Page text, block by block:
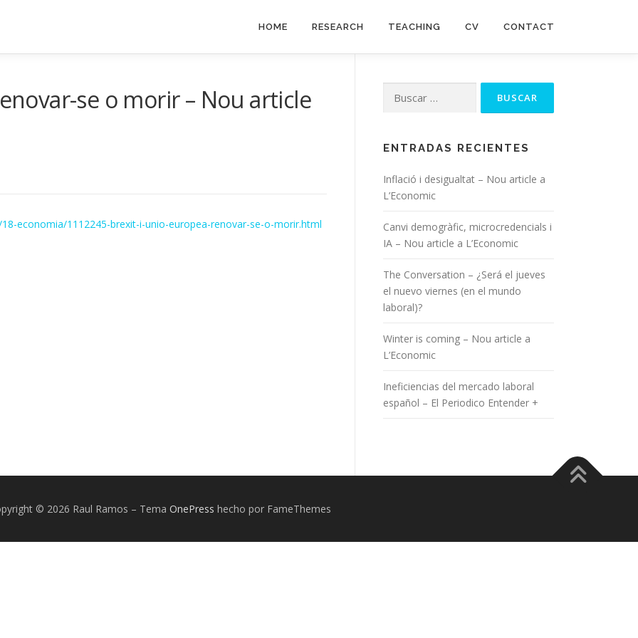
HOME RESEARCH TEACHING CV CONTACT
se o morir – Nou article
economia/1112245-brexit-i-unio-europea-renovar-se-o-morir.html
ENTRADAS RECIENTES
Inflació i desigualtat – Nou article a
L’Economic
Canvi demogràfic, microcredencials i
IA – Nou article a L’Economic
The Conversation – ¿Será el jueves
el nuevo viernes (en el mundo
laboral)?
Winter is coming – Nou article a
L’Economic
Ineficiencias del mercado laboral
español – El Periodico Entender +
© 2026 Raul Ramos – Tema OnePress hecho por FameThemes